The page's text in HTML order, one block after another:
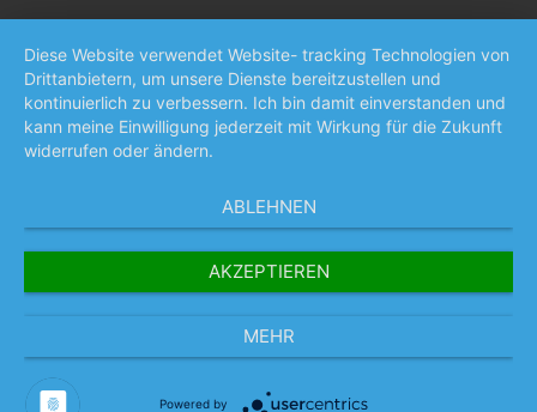
Diese Website verwendet Website- tracking Technologien von
Drittanbietern, um unsere Dienste bereitzustellen und
kontinuierlich zu verbessern. Ich bin damit einverstanden und
kann meine Einwilligung jederzeit mit Wirkung für die Zukunft
widerrufen oder ändern.
ABLEHNEN
AKZEPTIEREN
MEHR
Powered by